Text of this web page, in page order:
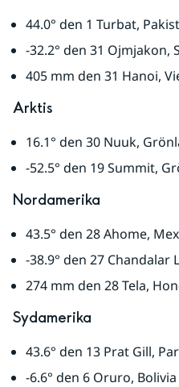
44.0° den 1 Turbat,
-32.2° den 31 Ojmjakon,
405 mm den 31 Hanoi,
Arktis
16.1° den 30 Nuuk,
-52.5° den 19 Summit,
Nordamerika
43.5° den 28 Ahome,
-38.9° den 27 Chandalar
274 mm den 28 Tela,
Sydamerika
43.6° den 13 Prat Gill,
-6.6° den 6 Oruro, Bolivia